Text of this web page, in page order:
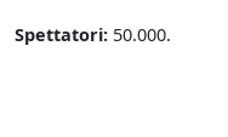
Spettatori: 50.000.